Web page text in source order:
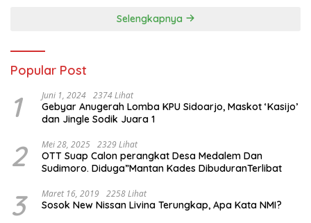
Selengkapnya
Popular Post
1 Juni 1, 2024 2374 Lihat
Gebyar Anugerah Lomba KPU Sidoarjo, Maskot ‘Kasijo’
dan Jingle Sodik Juara 1
2 Mei 28, 2025 2329 Lihat
OTT Suap Calon perangkat Desa Medalem Dan
Sudimoro. Diduga”Mantan Kades DibuduranTerlibat
3 Maret 16, 2019 2258 Lihat
Sosok New Nissan Livina Terungkap, Apa Kata NMI?